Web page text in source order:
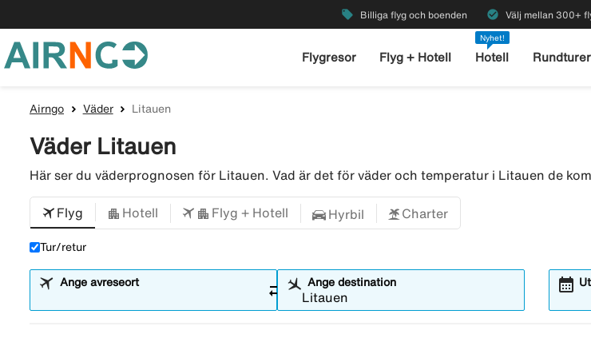
local_offer Billiga flyg och boenden check_circle Välj mellan 300+
Flygresor Flyg + Hotell
Nyhet!
Hotell
Airngo Väder Litauen
Väder Litauen
Här ser du väderprognosen för Litauen. Vad är det för väder och temperatur i Litauen de
Flyg Hotell Flyg + Hotell Hyrbil Charter
Tur/retur
Ange avreseort sync_alt Ange destination calendar_month